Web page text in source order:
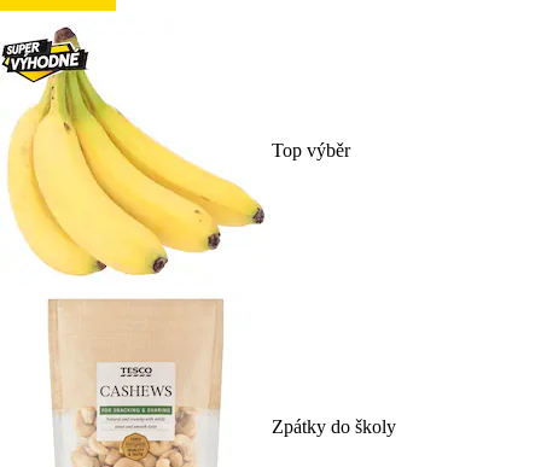
Top výběr
Zpátky do školy